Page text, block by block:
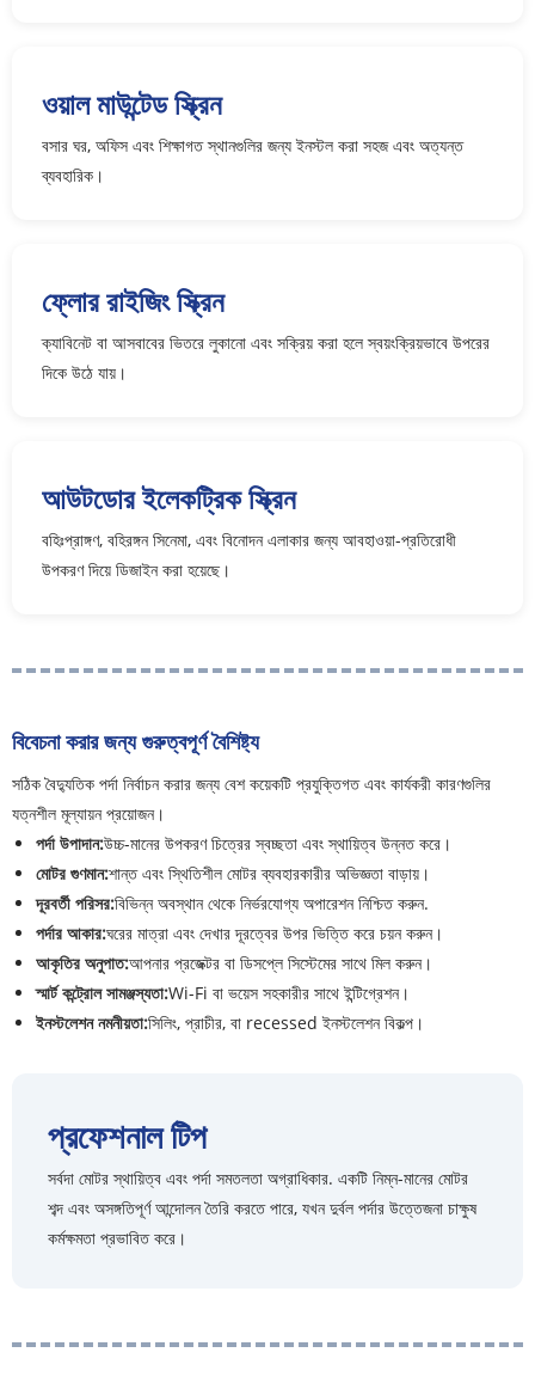
ওয়াল মাউন্টেড স্ক্রিন
বসার ঘর, অফিস এবং শিক্ষাগত স্থানগুলির জন্য ইনস্টল করা সহজ এবং অত্যন্ত
ব্যবহারিক।
ফ্লোর রাইজিং স্ক্রিন
ক্যাবিনেট বা আসবাবের ভিতরে লুকানো এবং সক্রিয় করা হলে স্বয়ংক্রিয়ভাবে উপরের
দিকে উঠে যায়।
আউটডোর ইলেকট্রিক স্ক্রিন
বহিঃপ্রাঙ্গণ, বহিরঙ্গন সিনেমা, এবং বিনোদন এলাকার জন্য আবহাওয়া-প্রতিরোধী
উপকরণ দিয়ে ডিজাইন করা হয়েছে।
বিবেচনা করার জন্য গুরুত্বপূর্ণ বৈশিষ্ট্য
সঠিক বৈদ্যুতিক পর্দা নির্বাচন করার জন্য বেশ কয়েকটি প্রযুক্তিগত এবং কার্যকরী কারণগুলির
যত্নশীল মূল্যায়ন প্রয়োজন।
পর্দা উপাদান:উচ্চ-মানের উপকরণ চিত্রের স্বচ্ছতা এবং স্থায়িত্ব উন্নত করে।
মোটর গুণমান:শান্ত এবং স্থিতিশীল মোটর ব্যবহারকারীর অভিজ্ঞতা বাড়ায়।
দূরবর্তী পরিসর:বিভিন্ন অবস্থান থেকে নির্ভরযোগ্য অপারেশন নিশ্চিত করুন.
পর্দার আকার:ঘরের মাত্রা এবং দেখার দূরত্বের উপর ভিত্তি করে চয়ন করুন।
আকৃতির অনুপাত:আপনার প্রজেক্টর বা ডিসপ্লে সিস্টেমের সাথে মিল করুন।
স্মার্ট কন্ট্রোল সামঞ্জস্যতা:Wi-Fi বা ভয়েস সহকারীর সাথে ইন্টিগ্রেশন।
ইনস্টলেশন নমনীয়তা:সিলিং, প্রাচীর, বা recessed ইনস্টলেশন বিকল্প।
প্রফেশনাল টিপ
সর্বদা মোটর স্থায়িত্ব এবং পর্দা সমতলতা অগ্রাধিকার. একটি নিম্ন-মানের মোটর
শব্দ এবং অসঙ্গতিপূর্ণ আন্দোলন তৈরি করতে পারে, যখন দুর্বল পর্দার উত্তেজনা চাক্ষুষ
কর্মক্ষমতা প্রভাবিত করে।